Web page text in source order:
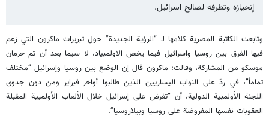
إنحيازه وتطرفه لصالح اسرائيل.
وتابعت الكاتبة المصرية كلامها لـ “الرؤية الجديدة” حول تبريرات ماكرون التي زعم
فيها الفرق بين روسيا واسرائيل فيما يخص الاولمبياد، لا سيما بعد أن تم حرمان
موسكو من المشاركة، وقالت: ماكرون قال إن الوضع بين روسيا وإسرائيل “مختلف
تماماً”، في ردّ على النواب اليساريين الذين طالبوا أواخر فبراير ومن دون جدوى
اللجنة الأولمبية الدولية، أن “تفرض على إسرائيل خلال الألعاب الأولمبية المقبلة
العقوبات نفسها المفروضة على روسيا وبيلاروسيا”.